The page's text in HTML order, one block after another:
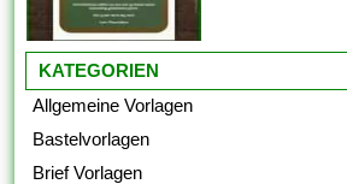
KATEGORIEN
Allgemeine Vorlagen
Bastelvorlagen
Brief Vorlagen